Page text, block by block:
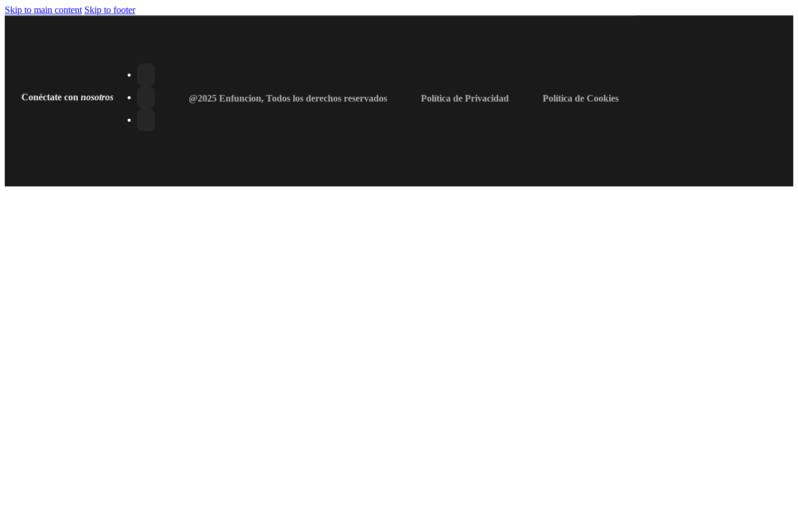
Skip to main content Skip to footer
Conéctate connosotros @2025 Enfuncion, Todos los derechos reservados Política de Privacidad Política de Cookies